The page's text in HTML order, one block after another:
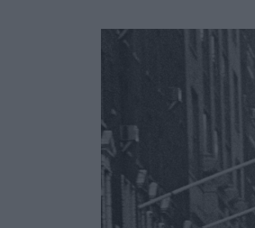
Αφιερώματα
Hautes Grecians